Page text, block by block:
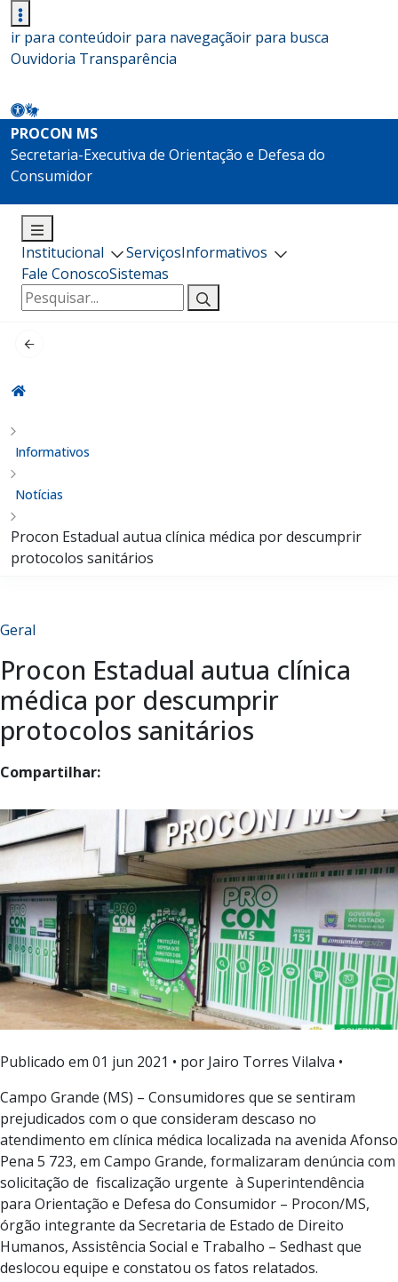
ir para conteúdoir para navegaçãoir para busca
Ouvidoria Transparência
PROCON MS
Secretaria-Executiva de Orientação e Defesa do
Consumidor
Institucional ServiçosInformativos
Fale ConoscoSistemas
Pesquisar
por:
Informativos
Notícias
Procon Estadual autua clínica médica por descumprir
protocolos sanitários
Geral
Procon Estadual autua clínica
médica por descumprir
protocolos sanitários
Compartilhar:
Publicado em 01 jun 2021 • por Jairo Torres Vilalva •
Campo Grande (MS) – Consumidores que se sentiram
prejudicados com o que consideram descaso no
atendimento em clínica médica localizada na avenida Afonso
Pena 5 723, em Campo Grande, formalizaram denúncia com
solicitação de fiscalização urgente à Superintendência
para Orientação e Defesa do Consumidor – Procon/MS,
órgão integrante da Secretaria de Estado de Direito
Humanos, Assistência Social e Trabalho – Sedhast que
deslocou equipe e constatou os fatos relatados.